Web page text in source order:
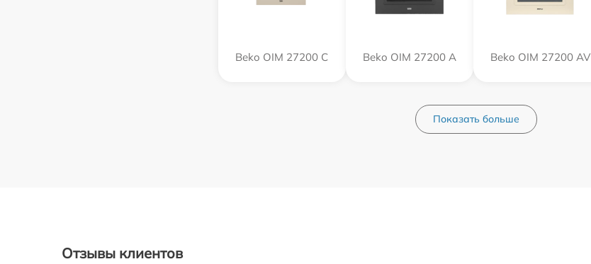
Beko OIM 27200 C Beko OIM 27200 A Beko OIM 27200 AV
Показать больше
Отзывы клиентов